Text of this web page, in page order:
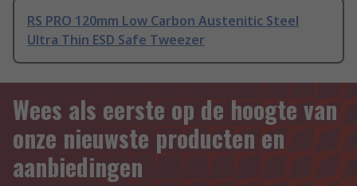
RS PRO 120mm Low Carbon Austenitic Steel
Ultra Thin ESD Safe Tweezer
Wees als eerste op de hoogte van
onze nieuwste producten en
aanbiedingen